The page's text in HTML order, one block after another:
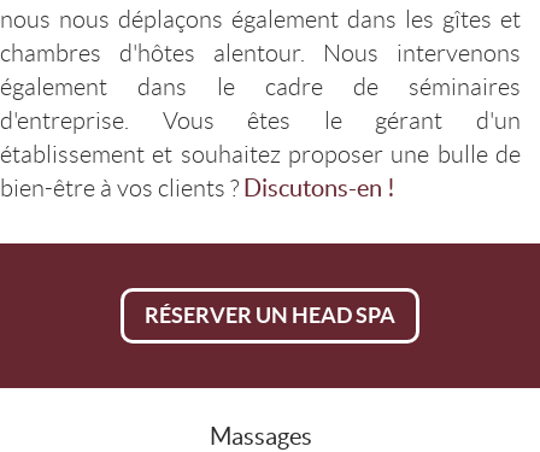
nous nous déplaçons également dans les gîtes et
chambres d'hôtes alentour. Nous intervenons
également dans le cadre de séminaires
d'entreprise. Vous êtes le gérant d'un
établissement et souhaitez proposer une bulle de
bien-être à vos clients ? Discutons-en !
RÉSERVER UN HEAD SPA
Massages